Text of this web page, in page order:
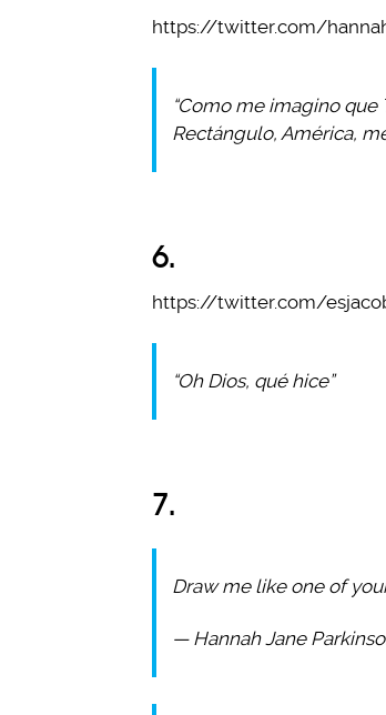
https://twitter.com/
“Como me imagino que
Rectángulo, América,
6.
https://twitter.com/
“Oh Dios, qué hice”
7.
Draw me like one of
— Hannah Jane